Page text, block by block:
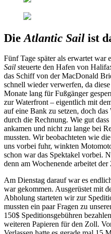
Die Atlantic Sail ist
Fünf Tage später als erwartet war
Sail steuerte den Hafen von
das Schiff von der MacDonald
schnell wieder verwerfen, da
Monate lang für Fußgänger
zur Waterfront – eigentlich mit
auf eine Bank zu setzen, doch
durch die Rechnung. Wie gut
ankamen und nicht zu lange bei
mussten. Wir beobachteten wie
uns vorbei fuhr, winkten
schon war das Spektakel vorbei.
denn am Wochenende arbeitet
Am Dienstag darauf war es
war gekommen. Ausgerüstet mit
Abholung starteten wir zur
mussten ein paar Fragen zu
150$ Speditionsgebühren
weiteren Papieren für den Zoll.